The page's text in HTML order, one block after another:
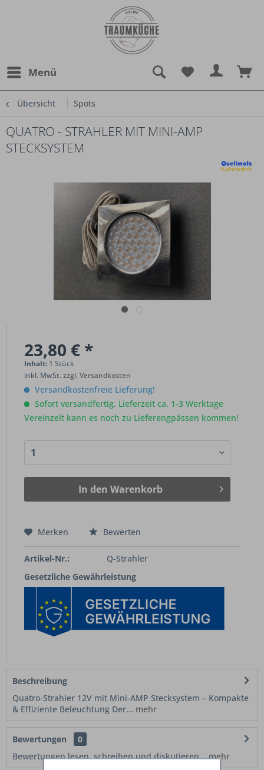
Menü
Übersicht Spots
QUATRO - STRAHLER MIT MINI-AMP
STECKSYSTEM
23,80 € *
Inhalt: 1 Stück
inkl. MwSt.zzgl. Versandkosten
Versandkostenfreie Lieferung!
Sofort versandfertig, Lieferzeit ca. 1-3 Werktage
Vereinzelt kann es noch zu Lieferengpässen kommen!
In den Warenkorb
Merken Bewerten
Artikel-Nr.:
Q-Strahler
Gesetzliche Gewährleistung
Beschreibung
Quatro-Strahler 12V mit Mini-AMP Stecksystem – Kompakte
& Effiziente Beleuchtung Der... mehr
Bewertungen
0
Bewertungen lesen, schreiben und diskutieren...mehr